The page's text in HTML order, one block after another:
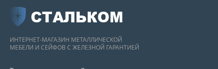
СТАЛЬКОМ
ИНТЕРНЕТ-МАГАЗИН МЕТАЛЛИЧЕСКОЙ
МЕБЕЛИ И СЕЙФОВ С ЖЕЛЕЗНОЙ ГАРАНТИЕЙ